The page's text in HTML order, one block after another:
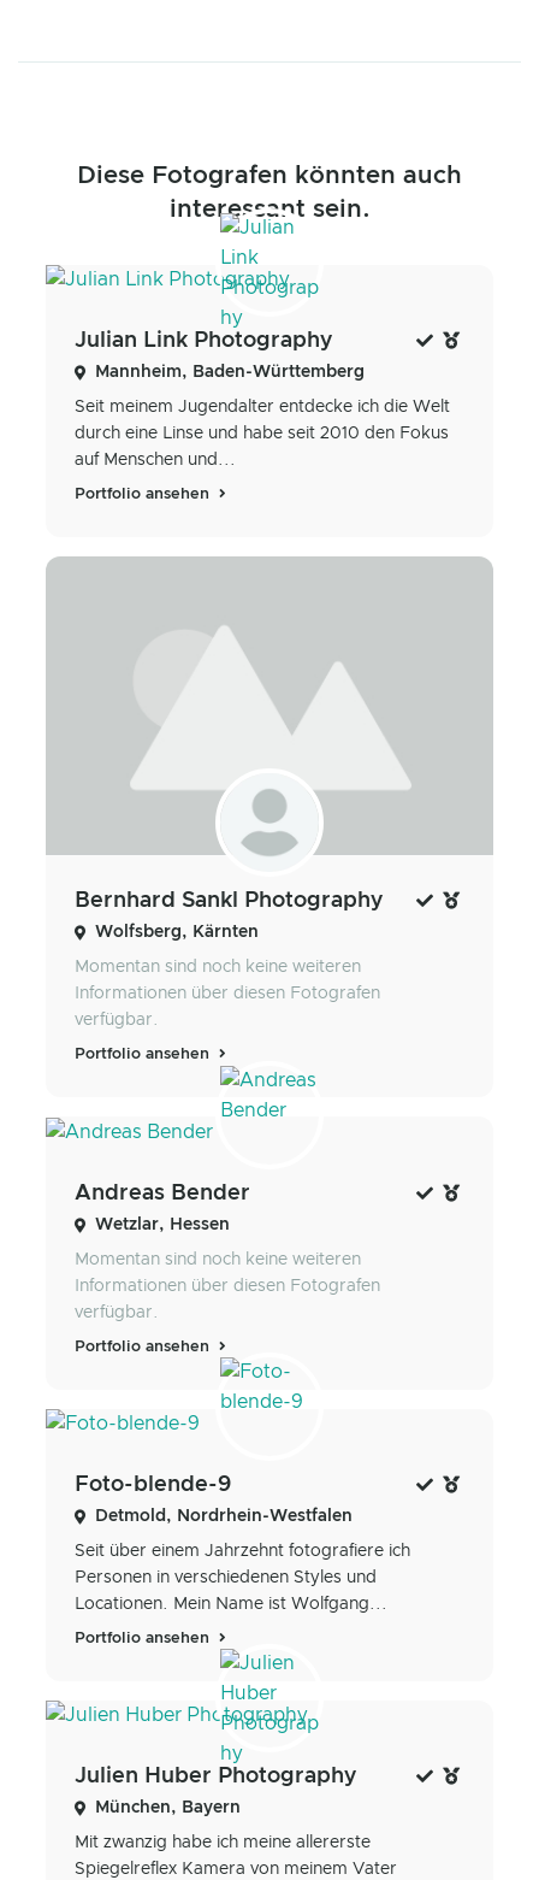
Diese Fotografen könnten auch
interessant sein.
Julian Link Photography
Mannheim, Baden-Württemberg
Seit meinem Jugendalter entdecke ich die Welt
durch eine Linse und habe seit 2010 den Fokus
auf Menschen und...
Portfolio ansehen
Bernhard Sankl Photography
Wolfsberg, Kärnten
Momentan sind noch keine weiteren
Informationen über diesen Fotografen
verfügbar.
Portfolio ansehen
Andreas Bender
Wetzlar, Hessen
Momentan sind noch keine weiteren
Informationen über diesen Fotografen
verfügbar.
Portfolio ansehen
Foto-blende-9
Detmold, Nordrhein-Westfalen
Seit über einem Jahrzehnt fotografiere ich
Personen in verschiedenen Styles und
Locationen. Mein Name ist Wolfgang...
Portfolio ansehen
Julien Huber Photography
München, Bayern
Mit zwanzig habe ich meine allererste
Spiegelreflex Kamera von meinem Vater